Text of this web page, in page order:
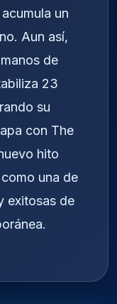
un
Aun así,
de
23
su
con The
hito
una de
exitosas de